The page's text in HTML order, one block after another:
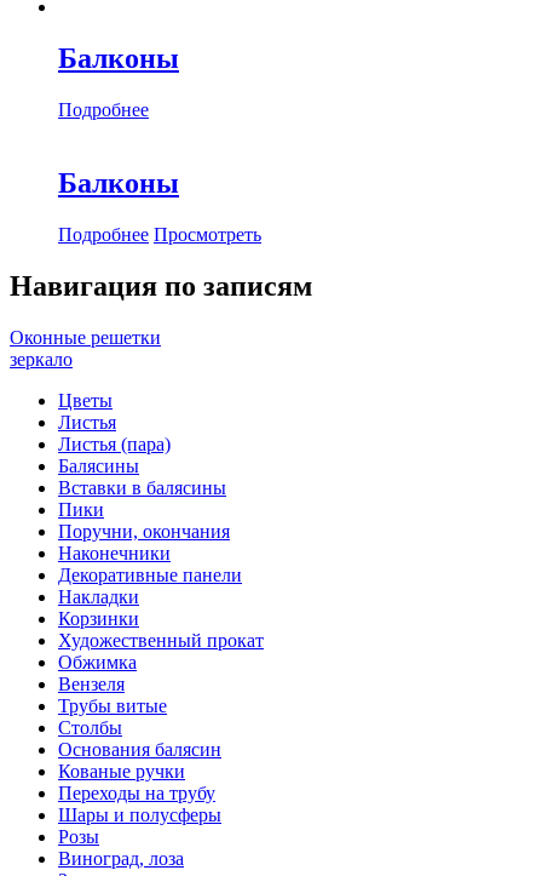
Балконы
Подробнее
Балконы
Подробнее Просмотреть
Навигация по записям
Оконные решетки
зеркало
Цветы
Листья
Листья (пара)
Балясины
Вставки в балясины
Пики
Поручни, окончания
Наконечники
Декоративные панели
Накладки
Корзинки
Художественный прокат
Обжимка
Вензеля
Трубы витые
Столбы
Основания балясин
Кованые ручки
Переходы на трубу
Шары и полусферы
Розы
Виноград, лоза